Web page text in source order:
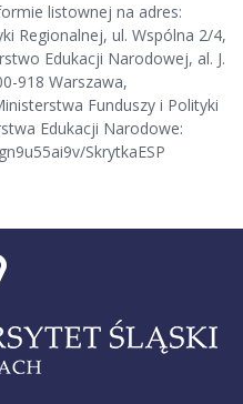
listownej na adres:
Regionalnej, ul. Wspólna 2/4,
Edukacji Narodowej, al. J.
918 Warszawa,
Funduszy i Polityki
Edukacji Narodowe:
SkrytkaESP